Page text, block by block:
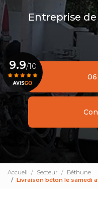
Entreprise
06
9.9/10
Voir le certificat
Accueil Secteur
Béthune
Livraison béton le samedi